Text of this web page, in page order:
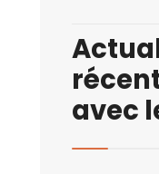
avec